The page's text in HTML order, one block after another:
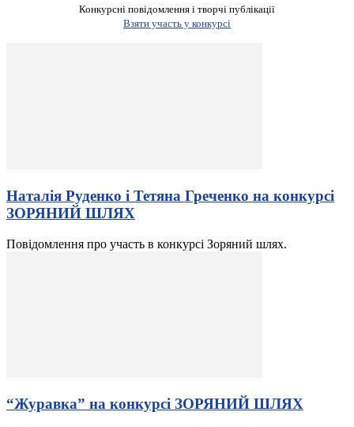
Конкурсні повідомлення і творчі публікації
Взяти участь у конкурсі
Наталія Руденко і Тетяна Греченко на конкурсі
ЗОРЯНИЙ ШЛЯХ
Повідомлення про участь в конкурсі Зоряний шлях.
“Журавка” на конкурсі ЗОРЯНИЙ ШЛЯХ